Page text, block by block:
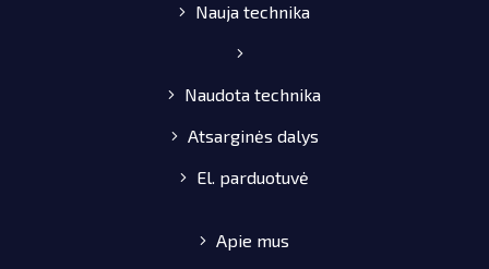
Nauja technika
Naudota technika
Atsarginės dalys
El. parduotuvė
Apie mus